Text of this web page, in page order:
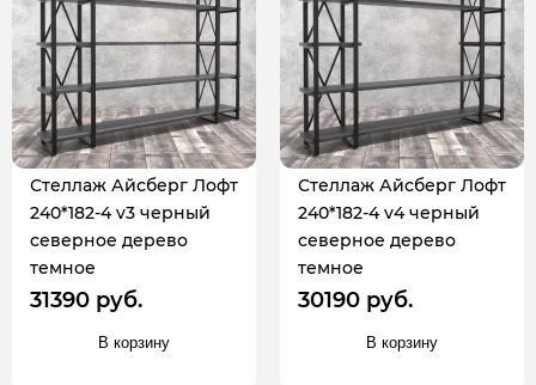
Стеллаж Айсберг Лофт
240*182-4 v3 черный
северное дерево
темное
31390 руб.
В корзину
Стеллаж Айсберг Лофт
240*182-4 v4 черный
северное дерево
темное
30190 руб.
В корзину